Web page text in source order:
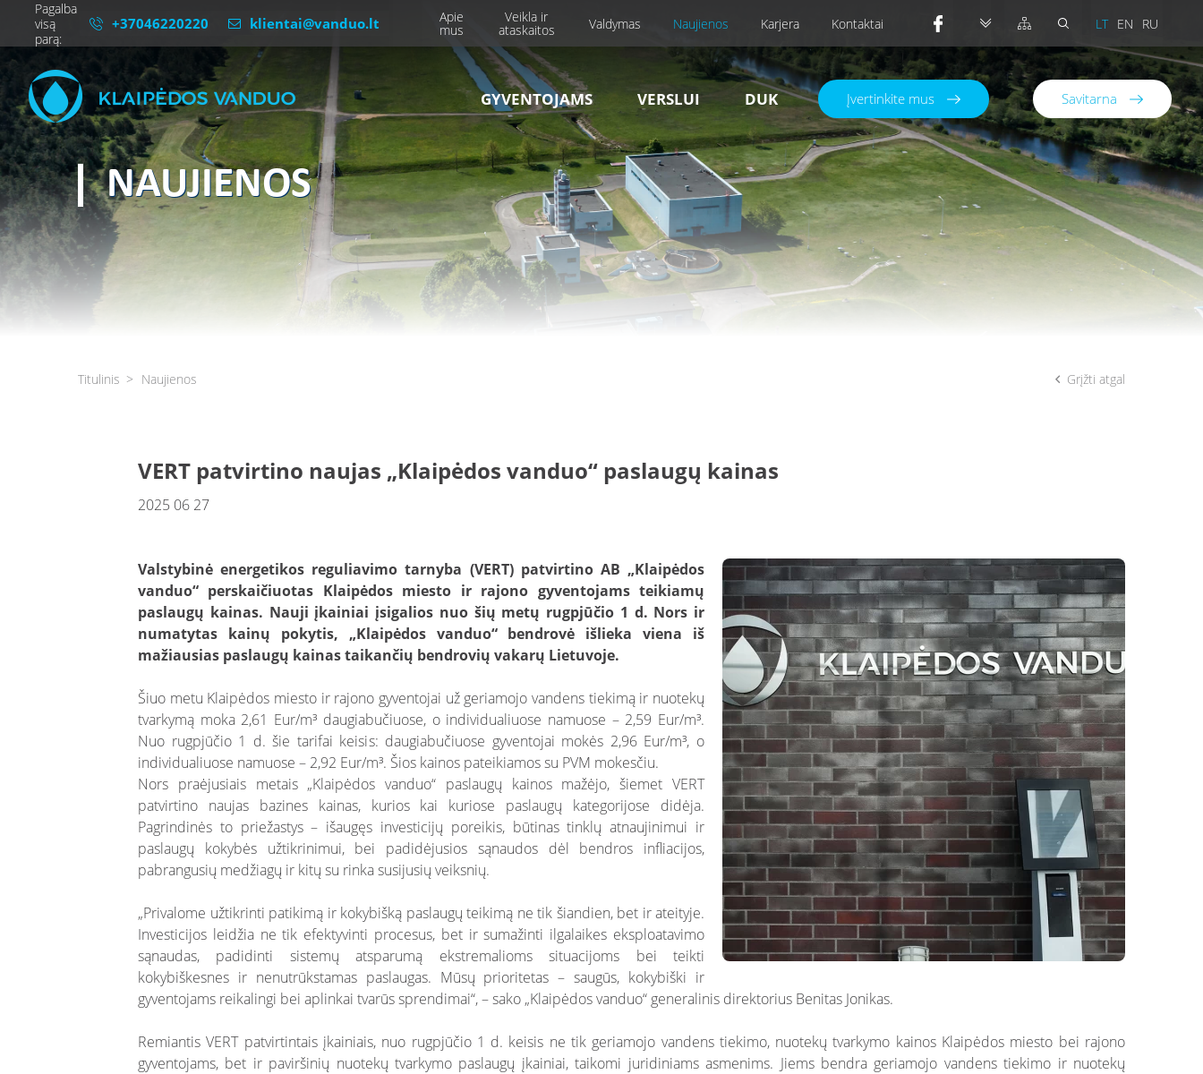
Pagalba
visą
parą:
+37046220220 klientai@vanduo.lt Apie
mus
Veikla ir
ataskaitos Valdymas Naujienos Karjera Kontaktai LT EN RU
GYVENTOJAMS VERSLUI DUK Įvertinkite mus Savitarna
NAUJIENOS
Titulinis Naujienos Grįžti atgal
VERT patvirtino naujas „Klaipėdos vanduo“ paslaugų kainas
2025 06 27
Valstybinė energetikos reguliavimo tarnyba (VERT) patvirtino AB „Klaipėdos
vanduo“ perskaičiuotas Klaipėdos miesto ir rajono gyventojams teikiamų
paslaugų kainas. Nauji įkainiai įsigalios nuo šių metų rugpjūčio 1 d. Nors ir
numatytas kainų pokytis, „Klaipėdos vanduo“ bendrovė išlieka viena iš
mažiausias paslaugų kainas taikančių bendrovių vakarų Lietuvoje.
Šiuo metu Klaipėdos miesto ir rajono gyventojai už geriamojo vandens tiekimą ir nuotekų
tvarkymą moka 2,61 Eur/m³ daugiabučiuose, o individualiuose namuose – 2,59 Eur/m³.
Nuo rugpjūčio 1 d. šie tarifai keisis: daugiabučiuose gyventojai mokės 2,96 Eur/m³, o
individualiuose namuose – 2,92 Eur/m³. Šios kainos pateikiamos su PVM mokesčiu.
Nors praėjusiais metais „Klaipėdos vanduo“ paslaugų kainos mažėjo, šiemet VERT
patvirtino naujas bazines kainas, kurios kai kuriose paslaugų kategorijose didėja.
Pagrindinės to priežastys – išaugęs investicijų poreikis, būtinas tinklų atnaujinimui ir
paslaugų kokybės užtikrinimui, bei padidėjusios sąnaudos dėl bendros infliacijos,
pabrangusių medžiagų ir kitų su rinka susijusių veiksnių.
„Privalome užtikrinti patikimą ir kokybišką paslaugų teikimą ne tik šiandien, bet ir ateityje.
Investicijos leidžia ne tik efektyvinti procesus, bet ir sumažinti ilgalaikes eksploatavimo
sąnaudas, padidinti sistemų atsparumą ekstremalioms situacijoms bei teikti
kokybiškesnes ir nenutrūkstamas paslaugas. Mūsų prioritetas – saugūs, kokybiški ir
gyventojams reikalingi bei aplinkai tvarūs sprendimai“, – sako „Klaipėdos vanduo“ generalinis direktorius Benitas Jonikas.
Remiantis VERT patvirtintais įkainiais, nuo rugpjūčio 1 d. keisis ne tik geriamojo vandens tiekimo, nuotekų tvarkymo kainos Klaipėdos miesto bei rajono
gyventojams, bet ir paviršinių nuotekų tvarkymo paslaugų įkainiai, taikomi juridiniams asmenims. Jiems bendra geriamojo vandens tiekimo ir nuotekų